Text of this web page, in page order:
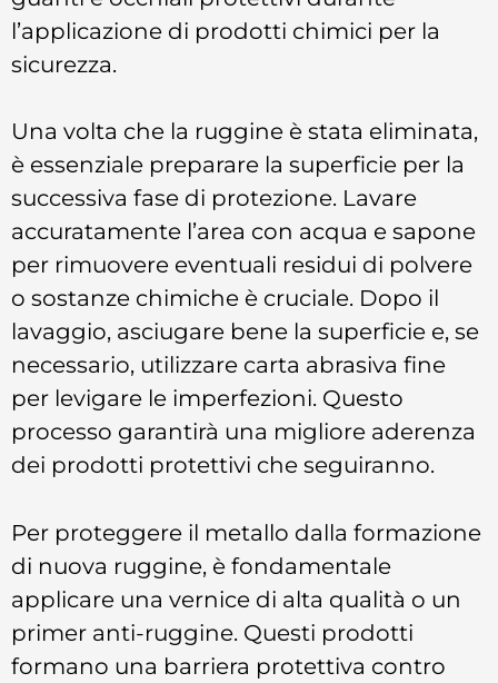
l’applicazione di prodotti chimici per la
sicurezza.
Una volta che la ruggine è stata eliminata,
è essenziale preparare la superficie per la
successiva fase di protezione. Lavare
accuratamente l’area con acqua e sapone
per rimuovere eventuali residui di polvere
o sostanze chimiche è cruciale. Dopo il
lavaggio, asciugare bene la superficie e, se
necessario, utilizzare carta abrasiva fine
per levigare le imperfezioni. Questo
processo garantirà una migliore aderenza
dei prodotti protettivi che seguiranno.
Per proteggere il metallo dalla formazione
di nuova ruggine, è fondamentale
applicare una vernice di alta qualità o un
primer anti-ruggine. Questi prodotti
formano una barriera protettiva contro